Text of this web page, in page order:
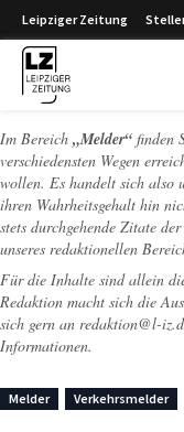
Leipziger Zeitung
Im Bereich „Melder“ finden
verschiedensten Wegen
wollen. Es handelt sich also
ihren Wahrheitsgehalt hin
stets durchgehende Zitate
unseres redaktionellen
Für die Inhalte sind allein
Redaktion macht sich die
sich gern an redaktion@l-
Informationen.
Melder Verkehrsmelder